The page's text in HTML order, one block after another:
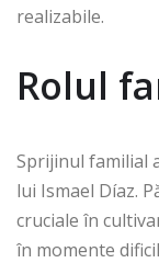
realizabile.
Rolul
Sprijinul familial
lui Ismael Díaz.
cruciale în
în momente